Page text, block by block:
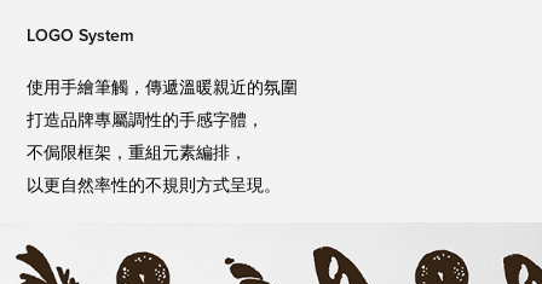
LOGO System
使用手繪筆觸，傳遞溫暖親近的氛圍
打造品牌專屬調性的手感字體，
不侷限框架，重組元素編排，
以更自然率性的不規則方式呈現。